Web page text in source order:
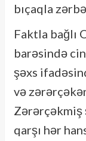
bıçaqla
Faktla bağlı
barəsində
şəxs
və
Zərərçəkmiş
qarşı hər